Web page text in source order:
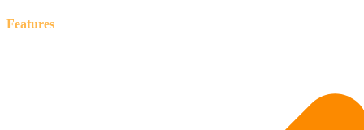
Features